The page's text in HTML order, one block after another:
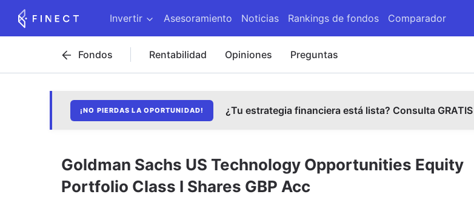
Invertir Asesoramiento Noticias Rankings de fondos Comparador
Fondos Rentabilidad Opiniones Preguntas
¡NO PIERDAS LA OPORTUNIDAD! ¿Tu estrategia financiera está lista? Consulta
Goldman Sachs US Technology Opportunities Equity
Portfolio Class I Shares GBP Acc